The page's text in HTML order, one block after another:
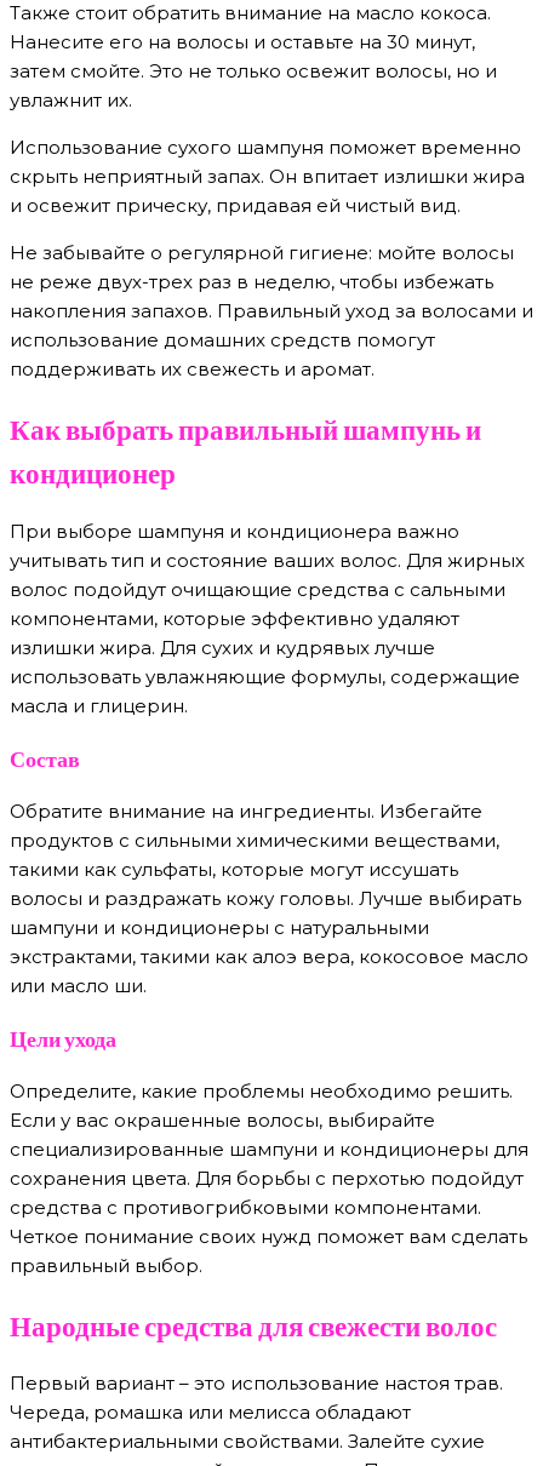
Также стоит обратить внимание на масло кокоса.
Нанесите его на волосы и оставьте на 30 минут,
затем смойте. Это не только освежит волосы, но и
увлажнит их.
Использование сухого шампуня поможет временно
скрыть неприятный запах. Он впитает излишки жира
и освежит прическу, придавая ей чистый вид.
Не забывайте о регулярной гигиене: мойте волосы
не реже двух-трех раз в неделю, чтобы избежать
накопления запахов. Правильный уход за волосами и
использование домашних средств помогут
поддерживать их свежесть и аромат.
Как выбрать правильный шампунь и
кондиционер
При выборе шампуня и кондиционера важно
учитывать тип и состояние ваших волос. Для жирных
волос подойдут очищающие средства с сальными
компонентами, которые эффективно удаляют
излишки жира. Для сухих и кудрявых лучше
использовать увлажняющие формулы, содержащие
масла и глицерин.
Состав
Обратите внимание на ингредиенты. Избегайте
продуктов с сильными химическими веществами,
такими как сульфаты, которые могут иссушать
волосы и раздражать кожу головы. Лучше выбирать
шампуни и кондиционеры с натуральными
экстрактами, такими как алоэ вера, кокосовое масло
или масло ши.
Цели ухода
Определите, какие проблемы необходимо решить.
Если у вас окрашенные волосы, выбирайте
специализированные шампуни и кондиционеры для
сохранения цвета. Для борьбы с перхотью подойдут
средства с противогрибковыми компонентами.
Четкое понимание своих нужд поможет вам сделать
правильный выбор.
Народные средства для свежести волос
Первый вариант – это использование настоя трав.
Череда, ромашка или мелисса обладают
антибактериальными свойствами. Залейте сухие